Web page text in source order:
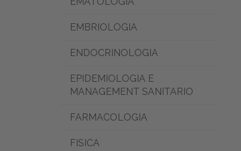
EMBRIOLOGIA
ENDOCRINOLOGIA
EPIDEMIOLOGIA E
MANAGEMENT SANITARIO
FARMACOLOGIA
FISICA